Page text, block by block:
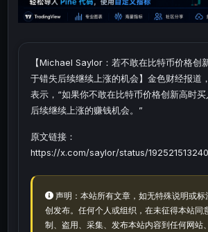
【Michael Saylor：若不敢在比特币价格创
于错失后续继续上涨的机会】金色财经报道
表示，“如果你不敢在比特币价格创新高时
后续继续上涨的赚钱机会。”
原文链接：
https://x.com/saylor/status/
声明：本站所有文章，如无特殊说明或
创发布。任何个人或组织，在未征得本站同
制、盗用、采集、发布本站内容到任何网站